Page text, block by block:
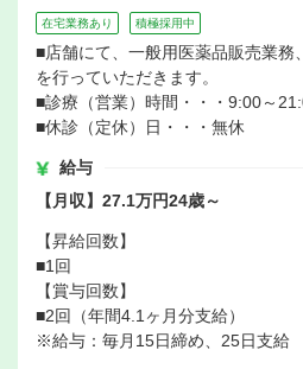
在宅業務あり 積極採用中
■店舗にて、一般用医薬品販売業務
を行っていただきます。
■診療（営業）時間・・・9:00～
■休診（定休）日・・・無休
給与
【月収】27.1万円24歳～
【昇給回数】
■1回
【賞与回数】
■2回（年間4.1ヶ月分支給）
※給与：毎月15日締め、25日支給